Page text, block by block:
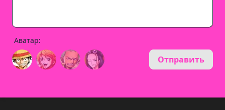
Аватар:
Отправить